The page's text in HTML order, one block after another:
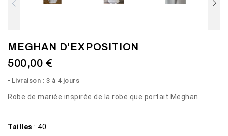
MEGHAN D'EXPOSITION
500,00 €
Livraison : 3 à 4 jours
Robe de mariée inspirée de la robe que portait Meghan
Tailles : 40